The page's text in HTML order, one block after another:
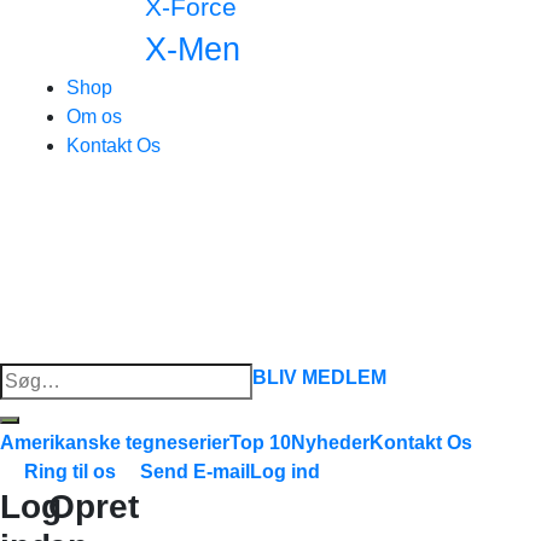
X-Force
X-Men
Shop
Om os
Kontakt Os
Søg
efter:
BLIV MEDLEM
Amerikanske tegneserierTop 10NyhederKontakt Os
Ring til os
Send E-mail Log ind
LogOpret